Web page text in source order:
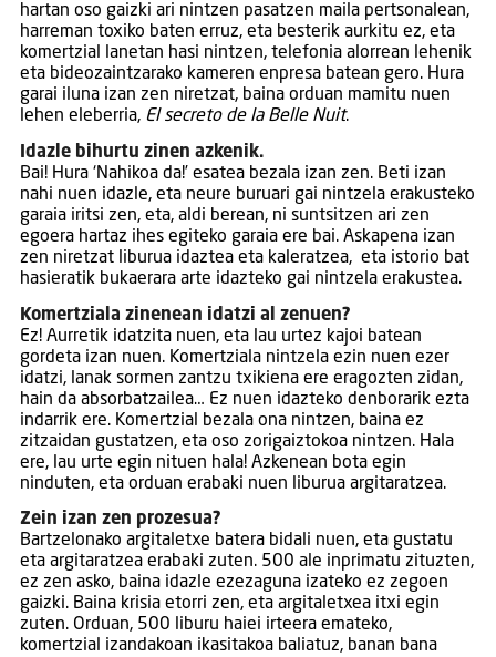
hartan oso gaizki ari nintzen pasatzen maila pertsonalean,
harreman toxiko baten erruz, eta besterik aurkitu ez, eta
komertzial lanetan hasi nintzen, telefonia alorrean lehenik
eta bideozaintzarako kameren enpresa batean gero. Hura
garai iluna izan zen niretzat, baina orduan mamitu nuen
lehen eleberria, El secreto de la Belle Nuit.
Idazle bihurtu zinen azkenik.
Bai! Hura ‘Nahikoa da!’ esatea bezala izan zen. Beti izan
nahi nuen idazle, eta neure buruari gai nintzela erakusteko
garaia iritsi zen, eta, aldi berean, ni suntsitzen ari zen
egoera hartaz ihes egiteko garaia ere bai. Askapena izan
zen niretzat liburua idaztea eta kaleratzea, eta istorio bat
hasieratik bukaerara arte idazteko gai nintzela erakustea.
Komertziala zinenean idatzi al zenuen?
Ez! Aurretik idatzita nuen, eta lau urtez kajoi batean
gordeta izan nuen. Komertziala nintzela ezin nuen ezer
idatzi, lanak sormen zantzu txikiena ere eragozten zidan,
hain da absorbatzailea… Ez nuen idazteko denborarik ezta
indarrik ere. Komertzial bezala ona nintzen, baina ez
zitzaidan gustatzen, eta oso zorigaiztokoa nintzen. Hala
ere, lau urte egin nituen hala! Azkenean bota egin
ninduten, eta orduan erabaki nuen liburua argitaratzea.
Zein izan zen prozesua?
Bartzelonako argitaletxe batera bidali nuen, eta gustatu
eta argitaratzea erabaki zuten. 500 ale inprimatu zituzten,
ez zen asko, baina idazle ezezaguna izateko ez zegoen
gaizki. Baina krisia etorri zen, eta argitaletxea itxi egin
zuten. Orduan, 500 liburu haiei irteera emateko,
komertzial izandakoan ikasitakoa baliatuz, banan bana